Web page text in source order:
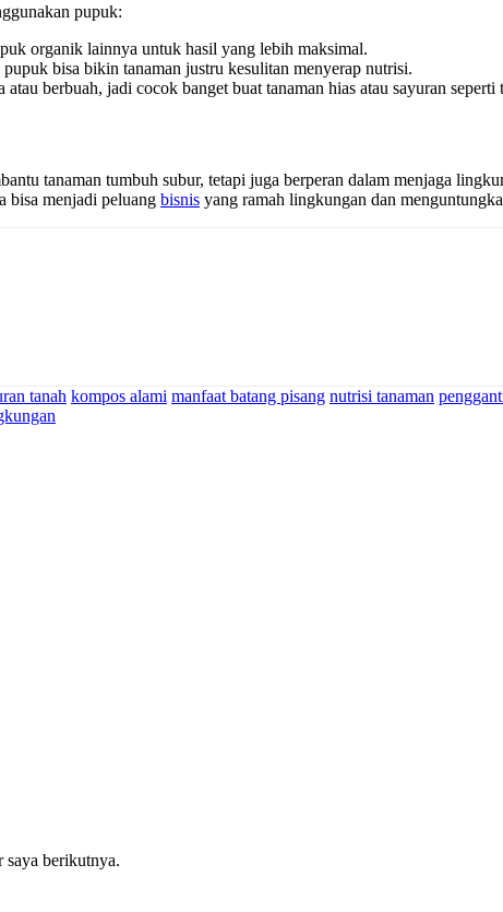
pupuk:
organik lainnya untuk hasil yang lebih maksimal.
bisa bikin tanaman justru kesulitan menyerap nutrisi.
berbuah, jadi cocok banget buat tanaman hias atau sayuran seperti
tanaman tumbuh subur, tetapi juga berperan dalam menjaga
bisa menjadi peluang bisnis yang ramah lingkungan dan
tanah kompos alami manfaat batang pisang nutrisi tanaman
saya berikutnya.